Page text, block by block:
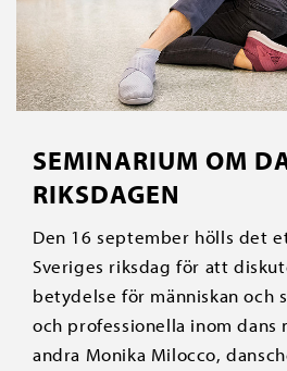
SEMINARIUM OM
RIKSDAGEN
Den 16 september hölls det
Sveriges riksdag för att
betydelse för människan och
och professionella inom dans
andra Monika Milocco,